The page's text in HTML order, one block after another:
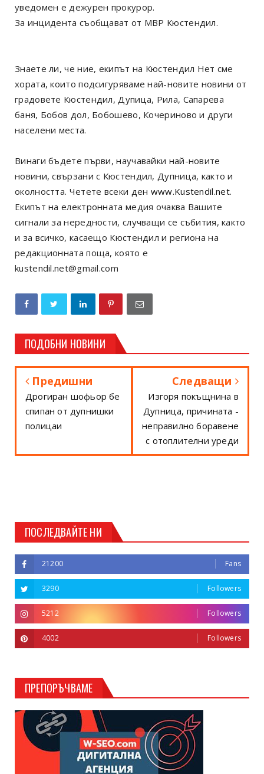
уведомен е дежурен прокурор.
За инцидента съобщават от МВР Кюстендил.
Знаете ли, че ние, екипът на Кюстендил Нет сме
хората, които подсигуряваме най-новите новини от
градовете Кюстендил, Дупица, Рила, Сапарева
баня, Бобов дол, Бобошево, Кочериново и други
населени места.
Винаги бъдете първи, научавайки най-новите
новини, свързани с Кюстендил, Дупница, както и
околността. Четете всеки ден www.Kustendil.net.
Екипът на електронната медия очаква Вашите
сигнали за нередности, случващи се събития, както
и за всичко, касаещо Кюстендил и региона на
редакционната поща, която е
kustendil.net@gmail.com
ПОДОБНИ НОВИНИ
Предишни
Дрогиран шофьор бе
спипан от дупнишки
полицаи
Следващи
Изгоря покъщнина в
Дупница, причината -
неправилно боравене
с отоплителни уреди
ПОСЛЕДВАЙТЕ НИ
21200 Fans
3290 Followers
5212 Followers
4002 Followers
ПРЕПОРЪЧВАМЕ